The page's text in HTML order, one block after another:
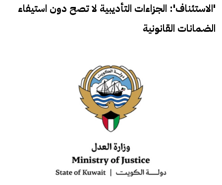
'الاستئناف': الجزاءات التأديبية لا تصح دون استيفاء
الضمانات القانونية